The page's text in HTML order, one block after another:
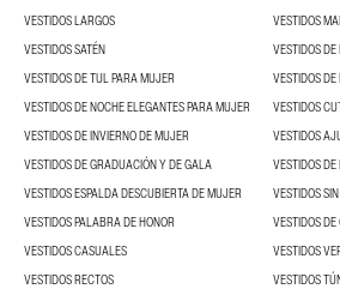
VESTIDOS LARGOS
VESTIDOS
VESTIDOS SATÉN
VESTIDOS
VESTIDOS DE TUL PARA MUJER
VESTIDOS
VESTIDOS DE NOCHE ELEGANTES PARA MUJER
VESTIDOS
VESTIDOS DE INVIERNO DE MUJER
VESTIDOS
VESTIDOS DE GRADUACIÓN Y DE GALA
VESTIDOS
VESTIDOS ESPALDA DESCUBIERTA DE MUJER
VESTIDOS
VESTIDOS PALABRA DE HONOR
VESTIDOS
VESTIDOS CASUALES
VESTIDOS
VESTIDOS RECTOS
VESTIDOS